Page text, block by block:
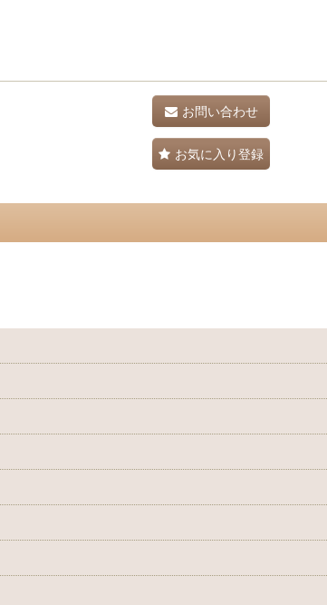
お問い合わせ
お気に入り登録